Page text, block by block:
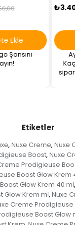
sipariş
Etiketler
, Nuxe Creme, Nuxe
Boost, Nuxe
Prodigieuse
Boost Glow Krem
Glow Krem 40 ml,
Glow Krem ml, Nuxe
Creme
Boost Glow